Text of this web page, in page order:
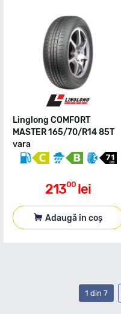
Linglong COMFORT
MASTER 165/70/R14 85T
vara
21300 lei
Adaugă în coș
1 din 7